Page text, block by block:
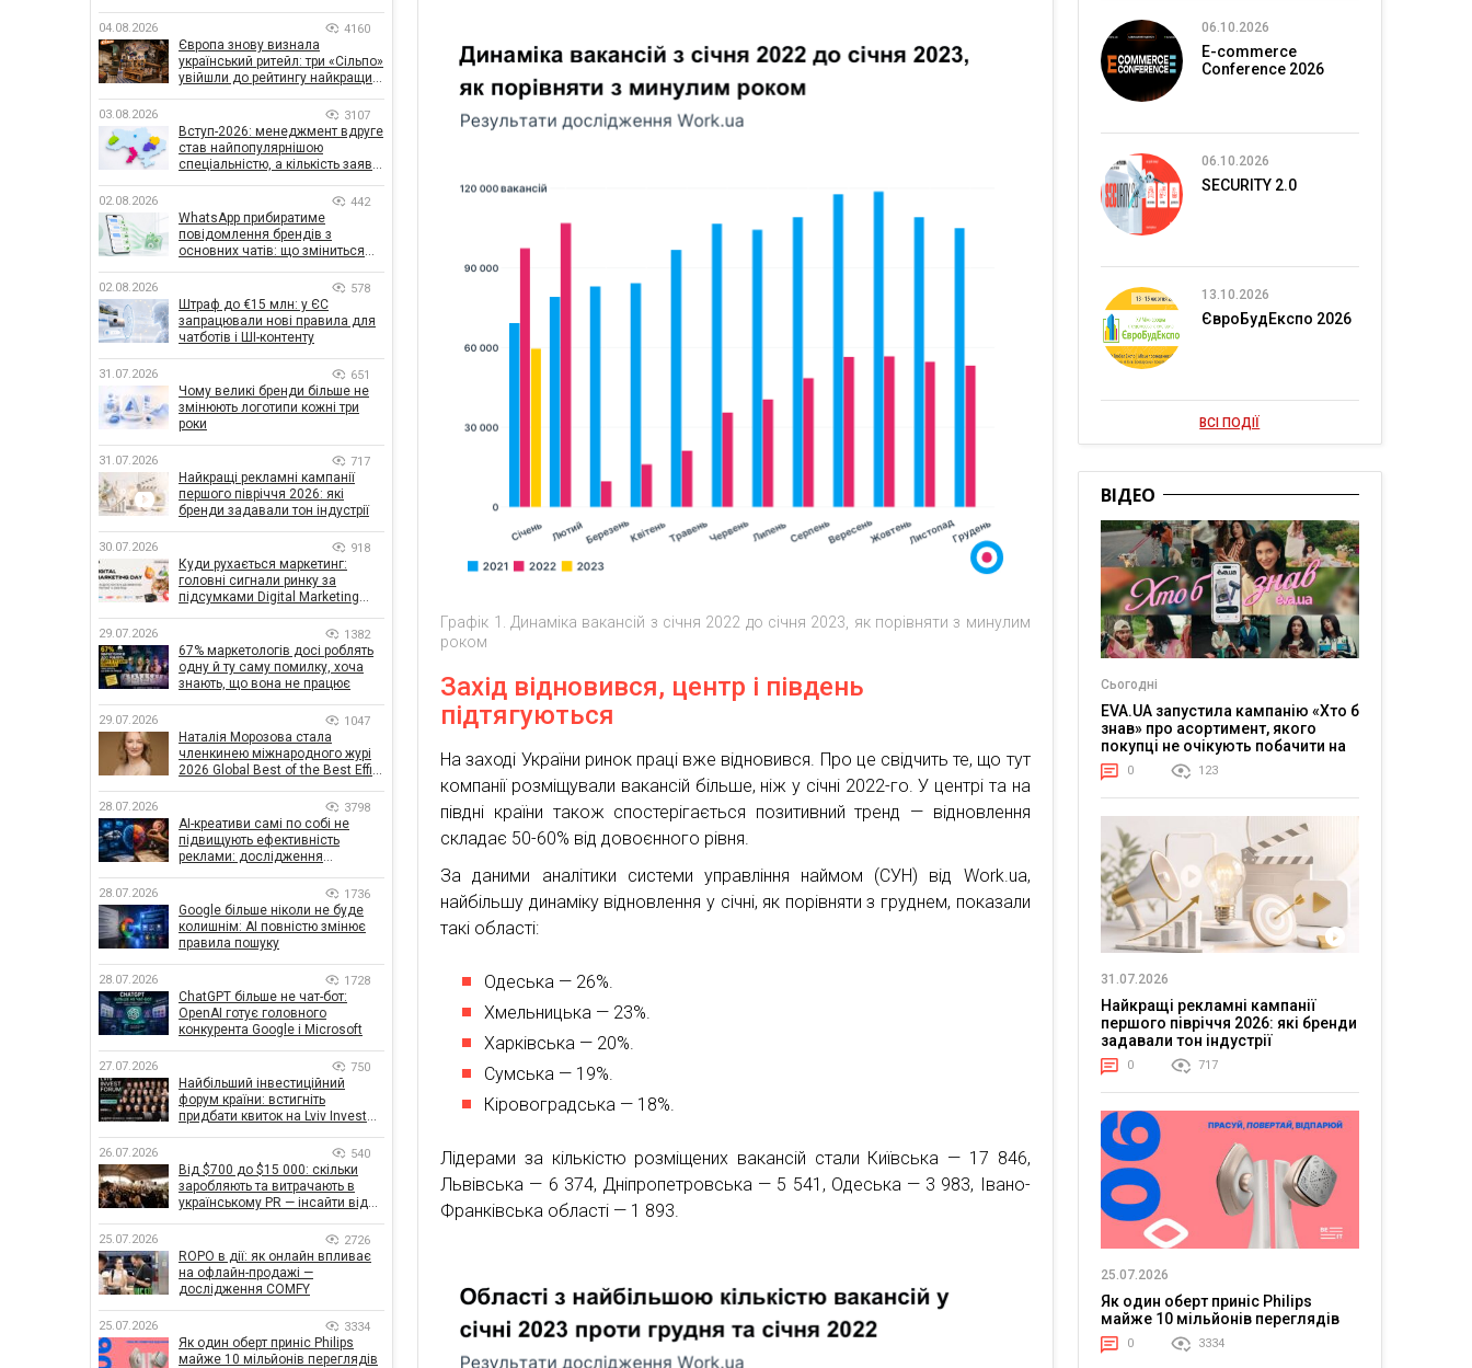
Графік 1. Динаміка вакансій з січня 2022 до січня 2023, як порівняти з минулим
роком
Захід відновився, центр і південь
підтягуються
На заході України ринок праці вже відновився. Про це свідчить те, що тут
компанії розміщували вакансій більше, ніж у січні 2022-го. У центрі та на
півдні країни також спостерігається позитивний тренд — відновлення
складає 50-60% від довоєнного рівня.
За даними аналітики системи управління наймом (СУН) від Work.ua,
найбільшу динаміку відновлення у січні, як порівняти з груднем, показали
такі області:
Одеська — 26%.
Хмельницька — 23%.
Харківська — 20%.
Сумська — 19%.
Кіровоградська — 18%.
Лідерами за кількістю розміщених вакансій стали Київська — 17 846,
Львівська — 6 374, Дніпропетровська — 5 541, Одеська — 3 983, Івано-
Франківська області — 1 893.
04.08.2026 4160
Європа знову визнала
український ритейл: три «Сільпо»
увійшли до рейтингу найкращих
03.08.2026 3107
Вступ-2026: менеджмент вдруге
став найпопулярнішою
спеціальністю, а кількість заяв
02.08.2026 442
WhatsApp прибиратиме
повідомлення брендів з
основних чатів: що зміниться
02.08.2026 578
Штраф до €15 млн: у ЄС
запрацювали нові правила для
чатботів і ШІ-контенту
31.07.2026 651
Чому великі бренди більше не
змінюють логотипи кожні три
роки
31.07.2026 717
Найкращі рекламні кампанії
першого півріччя 2026: які
бренди задавали тон індустрії
30.07.2026 918
Куди рухається маркетинг:
головні сигнали ринку за
підсумками Digital Marketing
29.07.2026 1382
67% маркетологів досі роблять
одну й ту саму помилку, хоча
знають, що вона не працює
29.07.2026 1047
Наталія Морозова стала
членкинею міжнародного журі
2026 Global Best of the Best Effie
28.07.2026 3798
AI-креативи самі по собі не
підвищують ефективність
реклами: дослідження
впливає на ефективність
кампаній
28.07.2026 1736
Google більше ніколи не буде
колишнім: AI повністю змінює
правила пошуку
28.07.2026 1728
ChatGPT більше не чат-бот:
OpenAI готує головного
конкурента Google і Microsoft
27.07.2026 750
Найбільший інвестиційний
форум країни: встигніть
придбати квиток на Lviv Invest
26.07.2026 540
Від $700 до $15 000: скільки
заробляють та витрачають в
українському PR — інсайти від
25.07.2026 2726
ROPO в дії: як онлайн впливає
на офлайн-продажі —
дослідження COMFY
25.07.2026 3334
Як один оберт приніс Philips
майже 10 мільйонів переглядів
06.10.2026
E-commerce
Conference 2026
06.10.2026
SECURITY 2.0
13.10.2026
ЄвроБудЕкспо 2026
ВСІ ПОДІЇ
ВІДЕО
Сьогодні
EVA.UA запустила кампанію «Хто б
знав» про асортимент, якого
покупці не очікують побачити на
платформі
0 123
31.07.2026
Найкращі рекламні кампанії
першого півріччя 2026: які бренди
задавали тон індустрії
0 717
25.07.2026
Як один оберт приніс Philips
майже 10 мільйонів переглядів
0 3334